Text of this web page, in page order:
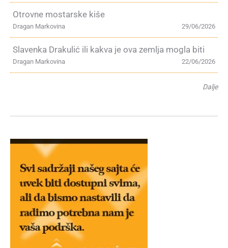
Otrovne mostarske kiše
29/06/2026
Dragan Markovina
Slavenka Drakulić ili kakva je ova zemlja mogla biti
22/06/2026
Dragan Markovina
Dalje